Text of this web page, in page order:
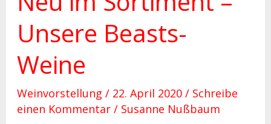
Unsere Beasts-
Weine
Weinvorstellung / 22. April 2020 / Schreibe
einen Kommentar / Susanne Nußbaum